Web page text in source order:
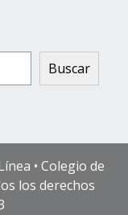
Buscar
• Colegio de
los derechos